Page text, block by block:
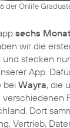
der Onlife
sechs
wir die
stecken
App.
bei Wayra, die
verschiedenen
Dort
Vertrieb,